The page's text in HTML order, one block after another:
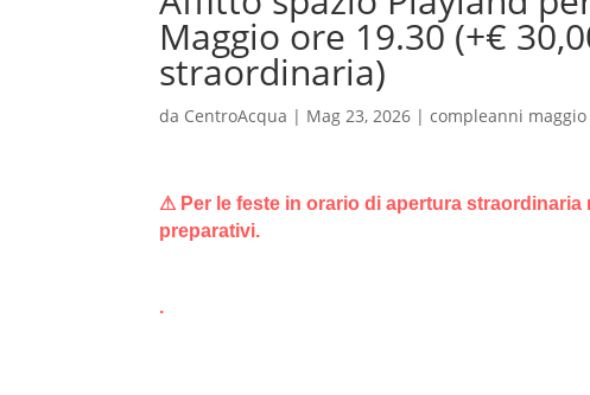
Maggio ore 19.30 (+€
straordinaria)
da CentroAcqua | Mag 23, 2026 |compleanni maggio
⚠ Per le feste in orario di apertura
preparativi.
.